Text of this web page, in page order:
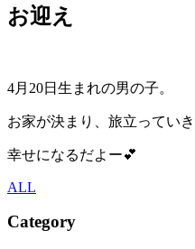
お迎え
4月20日生まれの男の子。
お家が決まり、旅立っていき
幸せになるだよー💕
ALL
Category